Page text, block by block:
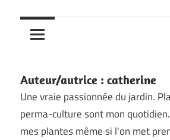
Auteur/autrice : catherine
Une vraie passionnée du jardin.
perma-culture sont mon
mes plantes même si l'on met